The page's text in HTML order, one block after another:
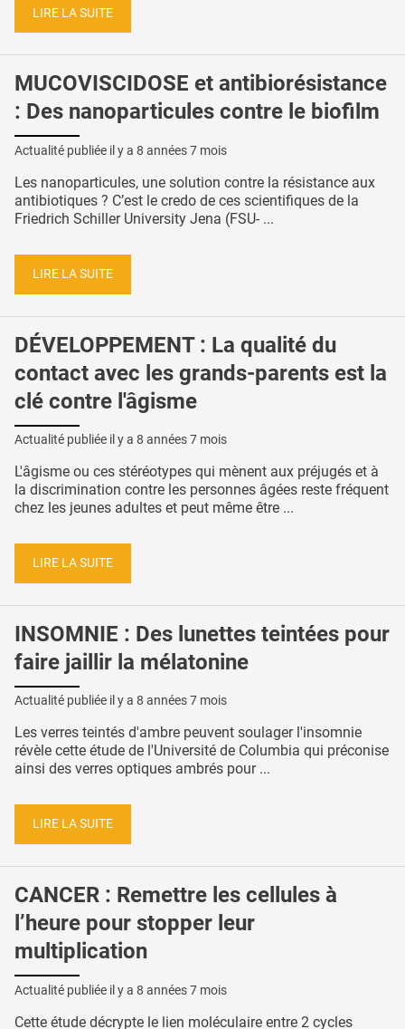
LIRE LA SUITE
MUCOVISCIDOSE et antibiorésistance
: Des nanoparticules contre le biofilm
Actualité publiée il y a 8 années 7 mois
Les nanoparticules, une solution contre la résistance aux
antibiotiques ? C’est le credo de ces scientifiques de la
Friedrich Schiller University Jena (FSU- ...
LIRE LA SUITE
DÉVELOPPEMENT : La qualité du
contact avec les grands-parents est la
clé contre l'âgisme
Actualité publiée il y a 8 années 7 mois
L'âgisme ou ces stéréotypes qui mènent aux préjugés et à
la discrimination contre les personnes âgées reste fréquent
chez les jeunes adultes et peut même être ...
LIRE LA SUITE
INSOMNIE : Des lunettes teintées pour
faire jaillir la mélatonine
Actualité publiée il y a 8 années 7 mois
Les verres teintés d'ambre peuvent soulager l'insomnie
révèle cette étude de l'Université de Columbia qui préconise
ainsi des verres optiques ambrés pour ...
LIRE LA SUITE
CANCER : Remettre les cellules à
l’heure pour stopper leur
multiplication
Actualité publiée il y a 8 années 7 mois
Cette étude décrypte le lien moléculaire entre 2 cycles